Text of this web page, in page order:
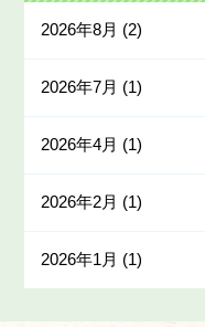
2026年8月 (2)
2026年7月 (1)
2026年4月 (1)
2026年2月 (1)
2026年1月 (1)